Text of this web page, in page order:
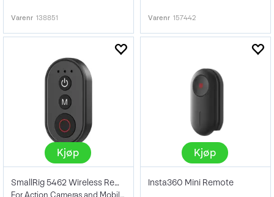
Varenr 138851 Varenr 157442
Kjøp
SmallRig 5462 Wireless Remote Controller
For Action Cameras and Mobile Phones
Kjøp
Insta360 Mini Remote